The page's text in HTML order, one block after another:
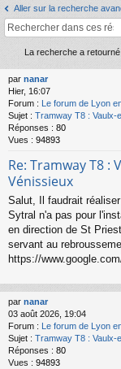
ci
s
Aller sur la recherche
La recherche a
par nanar
Hier, 16:07
Forum :
Le forum de Lyon
Sujet : Tramway T8 : Vaulx-
Réponses : 80
Vues : 94893
Re: Tramway T8 :
Vénissieux
Salut, Il faudrait
Sytral n'a pas pour
en direction de St
servant au
https://
par nanar
03 août 2026, 19:04
Forum : Le forum de Lyon
Sujet : Tramway T8 : Vaulx-
Réponses : 80
Vues : 94893